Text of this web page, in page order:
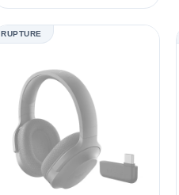
RUPTURE